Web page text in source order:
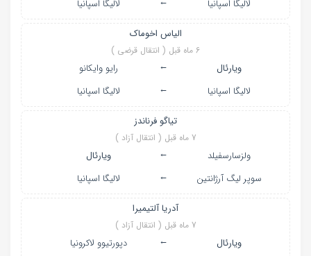
لالیگا اسپانیا
لالیگا اسپانیا
الیاس اخوماک
6 ماه قبل ( انتقال قرضی )
ویارئال ←
رایو وایکانو
لالیگا اسپانیا
← لالیگا اسپانیا
تیاگو فرناندز
7 ماه قبل ( انتقال آزاد )
ولزسارسفیلد ←
ویارئال
سوپر لیگ آرژانتین
← لالیگا اسپانیا
آدریا آلتیمیرا
7 ماه قبل ( انتقال آزاد )
ویارئال ←
دپورتیوو لاکرونیا